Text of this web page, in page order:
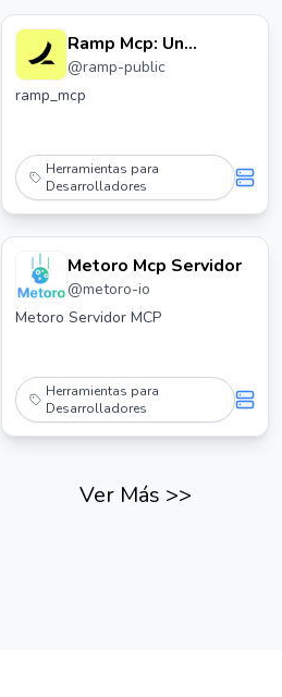
Ramp Mcp: Un
Servidor Ramp Mcp
@ramp-public
ramp_mcp
Herramientas para
Desarrolladores
Metoro Mcp Servidor
@metoro-io
Metoro Servidor MCP
Herramientas para
Desarrolladores
Ver Más >>